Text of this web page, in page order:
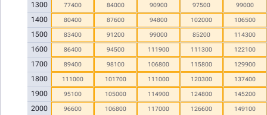
1300
1400
1500
1600
1700
1800
1900
2000
77400 84000 90900 97500 99000
80400 87600 94800 102000 106500
83400 91200 99000 85200 114300
86400 94500 111900 111300 122100
89400 98100 106800 115800 129900
111000 101700 111000 120300 137400
95100 105000 114900 124800 145200
96600 106800 117000 126600 149100